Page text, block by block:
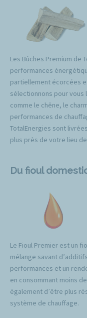
Les Bûches Premium de
performances
partiellement écorcées
sélectionnons pour
comme le chêne, le
performances de
TotalEnergies sont
plus près de votre lieu
Du fioul
Le Fioul Premier est un
mélange savant
performances et un
en consommant moins
également d’être plus
système de chauffage.